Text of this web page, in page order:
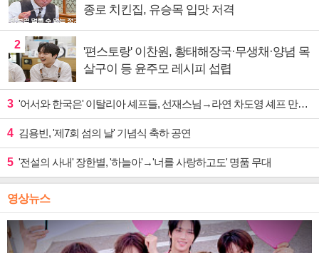
종로 치킨집, 유승목 입맛 저격
2
'편스토랑' 이찬원, 황태해장국·무생채·양념 목
살구이 등 윤주모 레시피 섭렵
3 '어서와 한국은' 이탈리아 셰프들, 선재스님→라연 차도영 셰프 만난다
4 김용빈, '제7회 섬의 날' 기념식 축하 공연
5 '전설의 사내' 장한별, '하늘아'→'너를 사랑하고도' 명품 무대
영상뉴스